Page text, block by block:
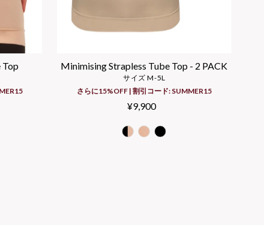
Top Minimising Strapless Tube Top - 2 PACK
サイズ M-5L
さらに15%OFF | 割引コード: SUMMER15
Regular
¥9,900